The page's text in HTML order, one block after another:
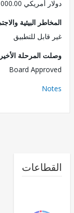
1000.00 مليون
البيئية والاجتماعية
للتطبيق
المرحلة الأخيرة
Board